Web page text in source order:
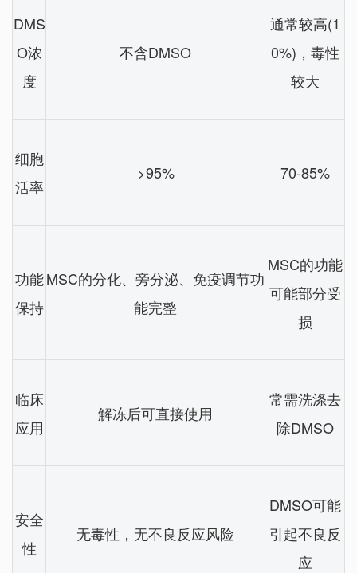
DMS
O浓
度
不含DMSO
通常较高(1
0%)，毒性
较大
细胞
活率
>95% 70-85%
功能
保持
MSC的分化、旁分泌、免疫调节功
能完整
MSC的功能
可能部分受
损
临床
应用
解冻后可直接使用
常需洗涤去
除DMSO
安全
性
无毒性，无不良反应风险
DMSO可能
引起不良反
应